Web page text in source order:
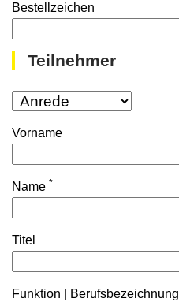
Bestellzeichen
Teilnehmer
Vorname
Name *
Titel
Funktion | Berufsbezeichnung